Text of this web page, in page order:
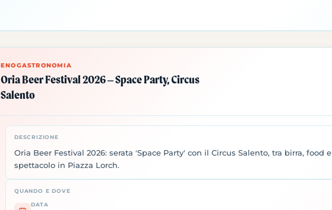
ENOGASTRONOMIA
Oria Beer Festival 2026 – Space Party, Circus
Salento
DESCRIZIONE
Oria Beer Festival 2026: serata 'Space Party' con il Circus Salento, tra birra, food e
spettacolo in Piazza Lorch.
QUANDO E DOVE
DATA